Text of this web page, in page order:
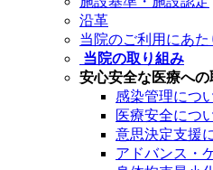
沿革
当院のご利用にあた
当院の取り組み
安心安全な医療への
感染管理につ
医療安全につ
意思決定支援
アドバンス・